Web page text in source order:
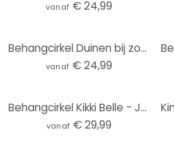
vanaf € 24,99
Behangcirkel Duinen bij zonsondergang - vliesbehang/zelfklevend vliesbehang
vanaf € 24,99
Behangcirkel Kikki Belle - Jungle Jive - vliesbehang/zelfklevend vliesbehang
vanaf € 29,99